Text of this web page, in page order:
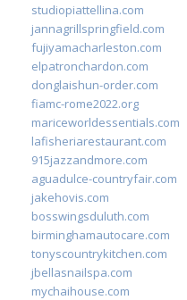
studiopiattellina.com
jannagrillspringfield.com
fujiyamacharleston.com
elpatronchardon.com
donglaishun-order.com
fiamc-rome2022.org
mariceworldessentials.com
lafisheriarestaurant.com
915jazzandmore.com
aguadulce-countryfair.com
jakehovis.com
bosswingsduluth.com
birminghamautocare.com
tonyscountrykitchen.com
jbellasnailspa.com
mychaihouse.com